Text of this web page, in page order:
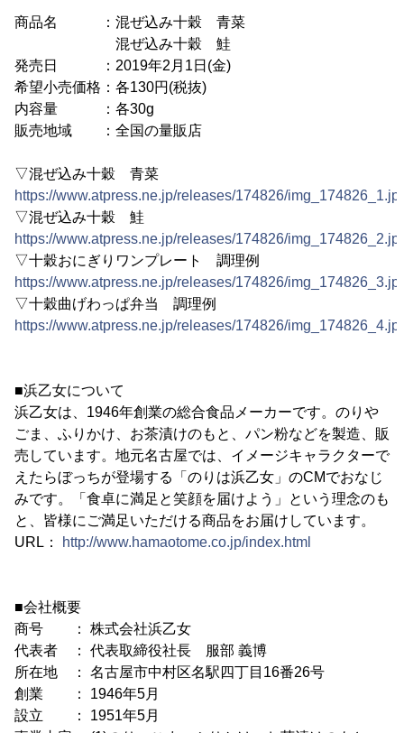
商品名 ：混ぜ込み十穀 青菜
混ぜ込み十穀 鮭
発売日 ：2019年2月1日(金)
希望小売価格：各130円(税抜)
内容量 ：各30g
販売地域 ：全国の量販店
▽混ぜ込み十穀 青菜
https://www.atpress.ne.jp/releases/174826/
▽混ぜ込み十穀 鮭
https://www.atpress.ne.jp/releases/174826/
▽十穀おにぎりワンプレート 調理例
https://www.atpress.ne.jp/releases/174826/
▽十穀曲げわっぱ弁当 調理例
https://www.atpress.ne.jp/releases/174826/
■浜乙女について
浜乙女は、1946年創業の総合食品メーカーです。のりや
ごま、ふりかけ、お茶漬けのもと、パン粉などを製造、販
売しています。地元名古屋では、イメージキャラクターで
えたらぼっちが登場する「のりは浜乙女」のCMでおなじ
みです。「食卓に満足と笑顔を届けよう」という理念のも
と、皆様にご満足いただける商品をお届けしています。
URL：
http://www.hamaotome.co.jp/index.html
■会社概要
商号 ： 株式会社浜乙女
代表者 ： 代表取締役社長 服部 義博
所在地 ： 名古屋市中村区名駅四丁目16番26号
創業 ： 1946年5月
設立 ： 1951年5月